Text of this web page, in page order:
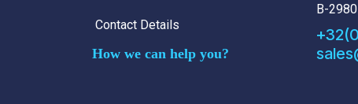
Contact Details
How we can help you?
B-